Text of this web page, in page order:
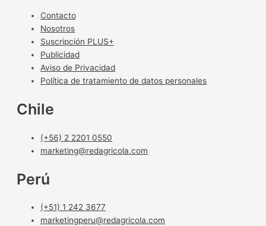
Contacto
Nosotros
Suscripción PLUS+
Publicidad
Aviso de Privacidad
Política de tratamiento de datos personales
Chile
(+56) 2 2201 0550
marketing@redagricola.com
Perú
(+51) 1 242 3677
marketingperu@redagricola.com